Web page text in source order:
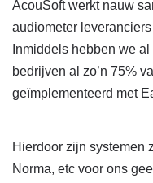
AcouSoft werkt nauw
audiometer
Inmiddels hebben we
bedrijven al zo’n 75%
geïmplementeerd met
Hierdoor zijn systemen
Norma, etc voor ons